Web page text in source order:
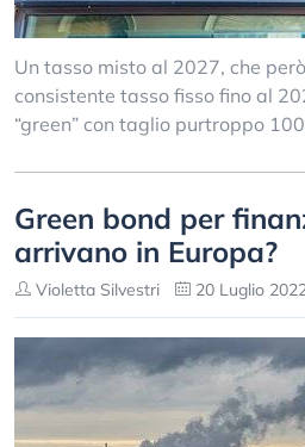
Un tasso misto al 2027, che
consistente tasso fisso fino al
“green” con taglio purtroppo
Green bond per
arrivano in Europa?
Violetta Silvestri 20 Luglio